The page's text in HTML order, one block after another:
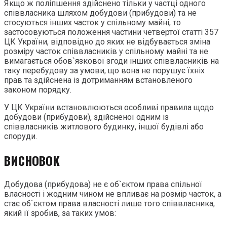
Якщо ж поліпшення здійснено тільки у частці одного
співвласника шляхом добудови (прибудови) та не
стосуються інших часток у спільному майні, то
застосовуються положення частини четвертої статті 357
ЦК України, відповідно до яких не відбувається зміна
розміру часток співвласників у спільному майні та не
вимагається обов`язкової згоди інших співвласників на
таку перебудову за умови, що вона не порушує їхніх
прав та здійснена із дотриманням встановленого
законом порядку.
У ЦК України встановлюються особливі правила щодо
добудови (прибудови), здійсненої одним із
співвласників житлового будинку, іншої будівлі або
споруди.
ВИСНОВОК
Добудова (прибудова) не є об`єктом права спільної
власності і жодним чином не впливає на розмір часток, а
стає об`єктом права власності лише того співвласника,
який її зробив, за таких умов: